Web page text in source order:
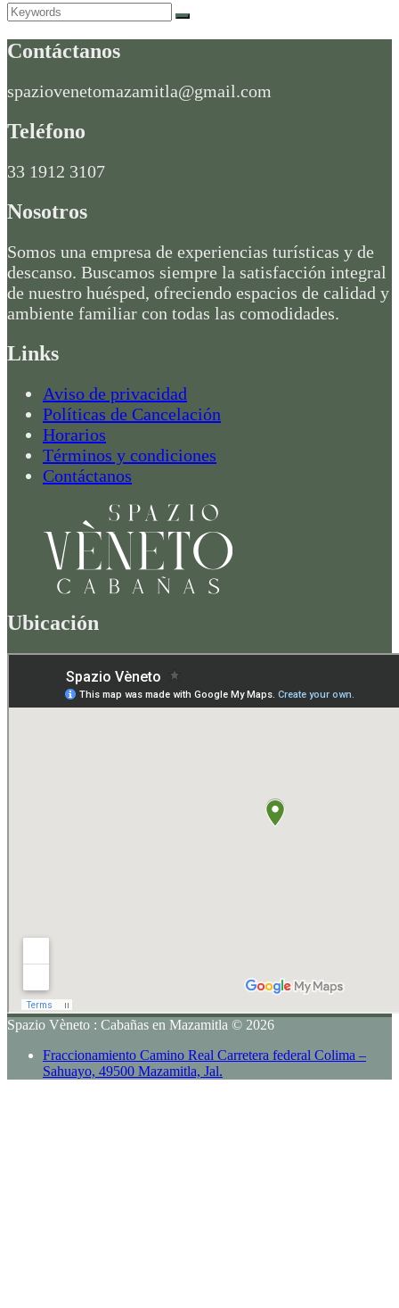
Search
for:
Search
Contáctanos
spaziovenetomazamitla@gmail.com
Teléfono
33 1912 3107
Nosotros
Somos una empresa de experiencias turísticas y de
descanso. Buscamos siempre la satisfacción integral
de nuestro huésped, ofreciendo espacios de calidad y
ambiente familiar con todas las comodidades.
Links
Aviso de privacidad
Políticas de Cancelación
Horarios
Términos y condiciones
Contáctanos
Ubicación
Spazio Vèneto : Cabañas en Mazamitla © 2026
Fraccionamiento Camino Real Carretera federal Colima –
Sahuayo, 49500 Mazamitla, Jal.